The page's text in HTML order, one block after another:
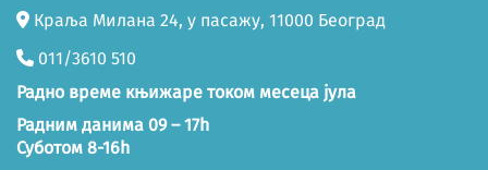
Краља Милана 24, у пасажу, 11000 Београд
011/3610 510
Радно време књижаре током месеца јула
Радним данима 09 – 17h
Суботом 8-16h